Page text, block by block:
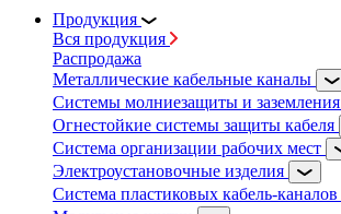
Продукция
Вся продукция
Распродажа
Металлические кабельные каналы
Системы молниезащиты и заземления
Огнестойкие системы защиты кабеля
Система организации рабочих мест
Электроустановочные изделия
Система пластиковых кабель-каналов